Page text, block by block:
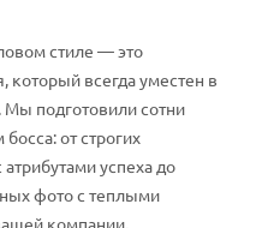
стиле — это
который всегда уместен в
подготовили сотни
от строгих
успеха до
фото с теплыми
компании.